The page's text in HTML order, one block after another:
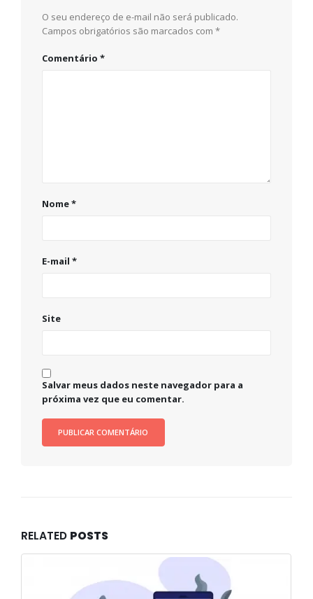
O seu endereço de e-mail não será publicado.
Campos obrigatórios são marcados com *
Comentário *
Nome*
E-mail *
Site
Salvar meus dados neste navegador para a
próxima vez que eu comentar.
RELATED POSTS